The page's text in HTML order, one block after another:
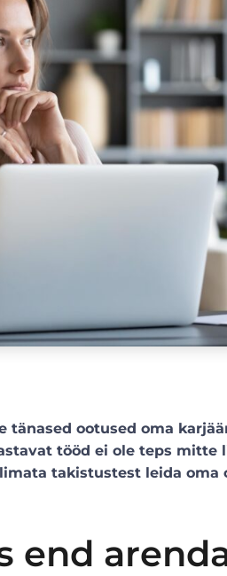
ootused oma
tööd ei ole teps mitte
takistustest leida oma
end